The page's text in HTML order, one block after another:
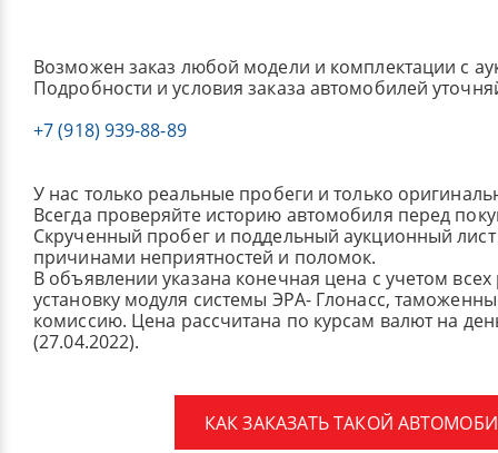
Возможен заказ любой модели и комплектации с
Подробности и условия заказа автомобилей
+7 (918) 939-88-89
У нас только реальные пробеги и только
Всегда проверяйте историю автомобиля перед
Скрученный пробег и поддельный аукционный лист
причинами неприятностей и поломок.
В объявлении указана конечная цена с учетом
установку модуля системы ЭРА- Глонасс,
комиссию. Цена рассчитана по курсам валют на
(27.04.2022).
КАК ЗАКАЗАТЬ ТАКОЙ